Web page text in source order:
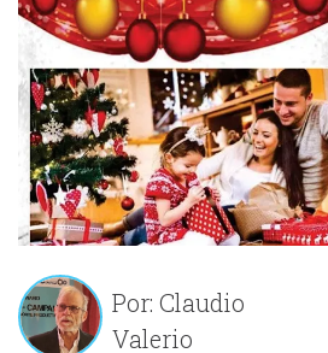
Por: Claudio
Valerio